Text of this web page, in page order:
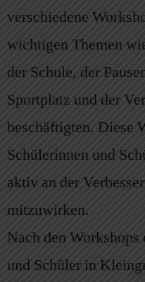
verschiedene
wichtigen Themen
der Schule, der
Sportplatz und der
beschäftigten. Diese
Schülerinnen und
aktiv an der
mitzuwirken.
Nach den
und Schüler in